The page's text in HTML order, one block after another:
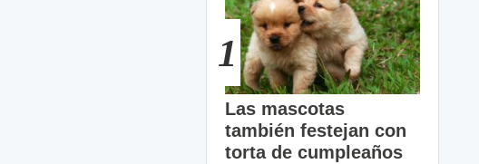
1
Las mascotas
también festejan con
torta de cumpleaños